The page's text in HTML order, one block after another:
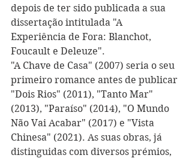
depois de ter sido publicada a sua
dissertação intitulada "A
Experiência de Fora: Blanchot,
Foucault e Deleuze".
"A Chave de Casa" (2007) seria o seu
primeiro romance antes de publicar
"Dois Rios" (2011), "Tanto Mar"
(2013), "Paraíso" (2014), "O Mundo
Não Vai Acabar" (2017) e "Vista
Chinesa" (2021). As suas obras, já
distinguidas com diversos prémios,